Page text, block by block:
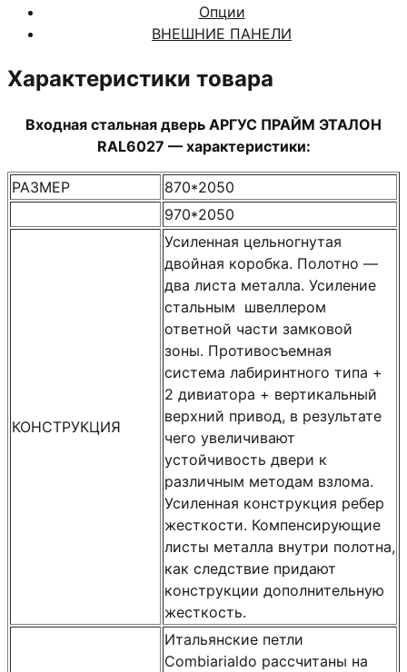
Опции
ВНЕШНИЕ ПАНЕЛИ
Характеристики товара
Входная стальная дверь АРГУС ПРАЙМ ЭТАЛОН
RAL6027 — характеристики:
РАЗМЕР
870*2050
970*2050
КОНСТРУКЦИЯ
Усиленная цельногнутая
двойная коробка. Полотно —
два листа металла. Усиление
стальным швеллером
ответной части замковой
зоны. Противосъемная
система лабиринтного типа +
2 дивиатора + вертикальный
верхний привод, в результате
чего увеличивают
устойчивость двери к
различным методам взлома.
Усиленная конструкция ребер
жесткости. Компенсирующие
листы металла внутри полотна,
как следствие придают
конструкции дополнительную
жесткость.
Итальянские петли
Combiarialdo рассчитаны на